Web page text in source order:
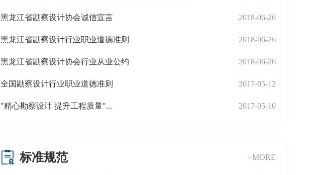
2018-06-26
黑龙江省勘察设计协会诚信宣言
2018-06-26
黑龙江省勘察设计行业职业道德准则
2018-06-26
黑龙江省勘察设计协会行业从业公约
2017-05-12
全国勘察设计行业职业道德准则
2017-05-10
"精心勘察设计 提升工程质量"...
+MORE
标准规范